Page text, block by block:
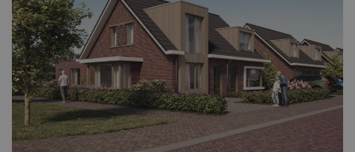
Bekijk woningen